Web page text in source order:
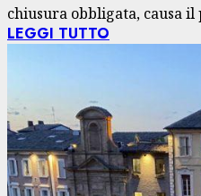
chiusura obbligata, causa il
LEGGI TUTTO